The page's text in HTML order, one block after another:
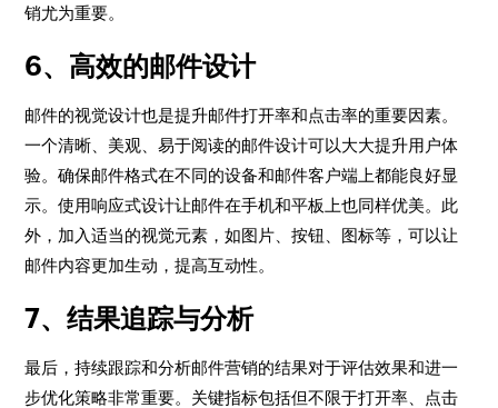
销尤为重要。
6、高效的邮件设计
邮件的视觉设计也是提升邮件打开率和点击率的重要因素。
一个清晰、美观、易于阅读的邮件设计可以大大提升用户体
验。确保邮件格式在不同的设备和邮件客户端上都能良好显
示。使用响应式设计让邮件在手机和平板上也同样优美。此
外，加入适当的视觉元素，如图片、按钮、图标等，可以让
邮件内容更加生动，提高互动性。
7、结果追踪与分析
最后，持续跟踪和分析邮件营销的结果对于评估效果和进一
步优化策略非常重要。关键指标包括但不限于打开率、点击